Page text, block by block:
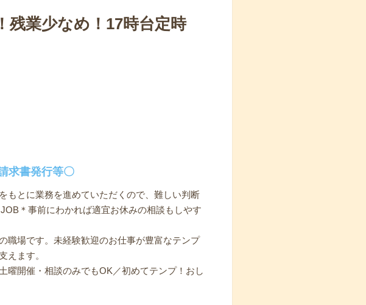
残業少なめ！17時台定時
求書発行等〇
もとに業務を進めていただくので、難しい判断
＊事前にわかれば適宜お休みの相談もしやす
職場です。未経験歓迎のお仕事が豊富なテンプ
えます。
曜開催・相談のみでもOK／初めてテンプ！おし